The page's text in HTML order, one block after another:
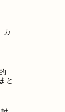
カ
と